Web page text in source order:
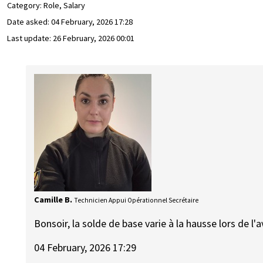
Category: Role, Salary
Date asked: 04 February, 2026 17:28
Last update: 26 February, 2026 00:01
Camille B. Technicien Appui Opérationnel Secrétaire
Bonsoir, la solde de base varie à la hausse lors de
04 February, 2026 17:29